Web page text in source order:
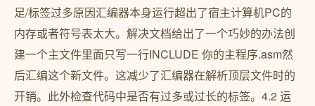
足/标签过多原因汇编器本身运行超出了宿主计算机PC的
内存或者符号表太大。解决文档给出了一个巧妙的办法创
建一个主文件里面只写一行INCLUDE 你的主程序.asm然
后汇编这个新文件。这减少了汇编器在解析顶层文件时的
开销。此外检查代码中是否有过多或过长的标签。4.2 运